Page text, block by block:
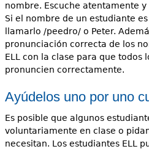
nombre. Escuche atentamente
Si el nombre de un estudiante
llamarlo /peedro/ o Peter.
pronunciación correcta de los
ELL con la clase para que todos
pronuncien correctamente.
Ayúdelos uno por uno
Es posible que algunos
voluntariamente en clase o
necesitan. Los estudiantes ELL